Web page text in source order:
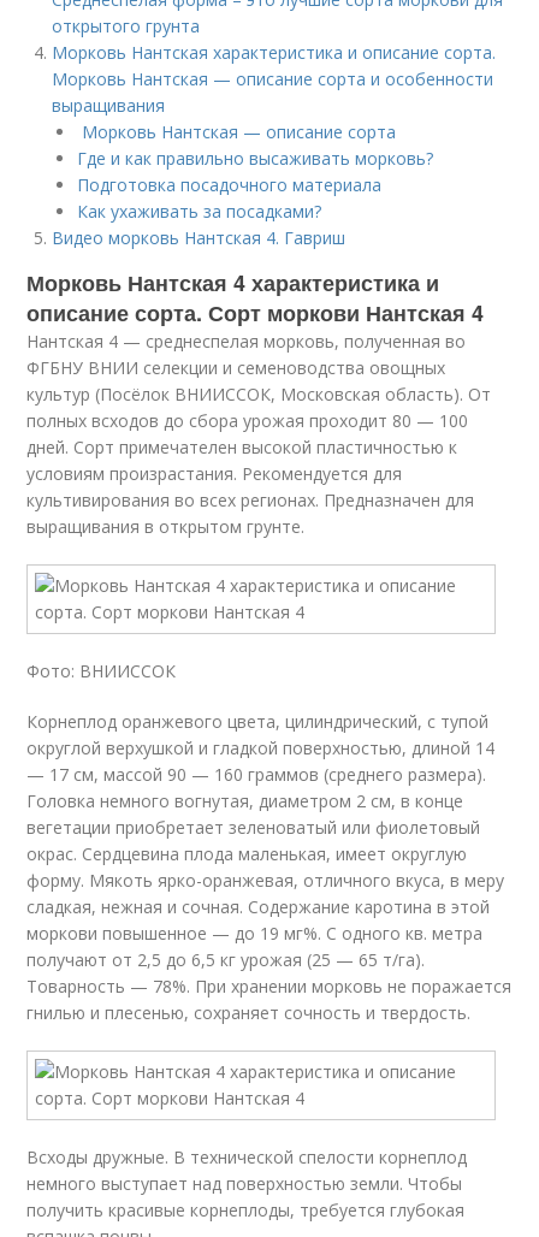
открытого грунта
Морковь Нантская характеристика и описание сорта.
Морковь Нантская — описание сорта и особенности
выращивания
Морковь Нантская — описание сорта
Где и как правильно высаживать морковь?
Подготовка посадочного материала
Как ухаживать за посадками?
Видео морковь Нантская 4. Гавриш
Морковь Нантская 4 характеристика и
описание сорта. Сорт моркови Нантская 4
Нантская 4 — среднеспелая морковь, полученная во
ФГБНУ ВНИИ селекции и семеноводства овощных
культур (Посёлок ВНИИССОК, Московская область). От
полных всходов до сбора урожая проходит 80 — 100
дней. Сорт примечателен высокой пластичностью к
условиям произрастания. Рекомендуется для
культивирования во всех регионах. Предназначен для
выращивания в открытом грунте.
Фото: ВНИИССОК
Корнеплод оранжевого цвета, цилиндрический, с тупой
округлой верхушкой и гладкой поверхностью, длиной 14
— 17 см, массой 90 — 160 граммов (среднего размера).
Головка немного вогнутая, диаметром 2 см, в конце
вегетации приобретает зеленоватый или фиолетовый
окрас. Сердцевина плода маленькая, имеет округлую
форму. Мякоть ярко-оранжевая, отличного вкуса, в меру
сладкая, нежная и сочная. Содержание каротина в этой
моркови повышенное — до 19 мг%. С одного кв. метра
получают от 2,5 до 6,5 кг урожая (25 — 65 т/га).
Товарность — 78%. При хранении морковь не поражается
гнилью и плесенью, сохраняет сочность и твердость.
Всходы дружные. В технической спелости корнеплод
немного выступает над поверхностью земли. Чтобы
получить красивые корнеплоды, требуется глубокая